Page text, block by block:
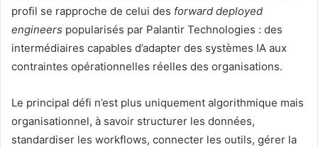
profil se rapproche de celui des forward deployed
engineers popularisés par Palantir Technologies : des
intermédiaires capables d’adapter des systèmes IA aux
contraintes opérationnelles réelles des organisations.
Le principal défi n’est plus uniquement algorithmique mais
organisationnel, à savoir structurer les données,
standardiser les workflows, connecter les outils, gérer la